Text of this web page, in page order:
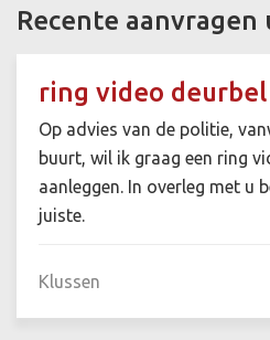
Recente
ring video
Op advies van de politie,
buurt, wil ik graag een ring
aanleggen. In overleg met u
juiste.
Klussen